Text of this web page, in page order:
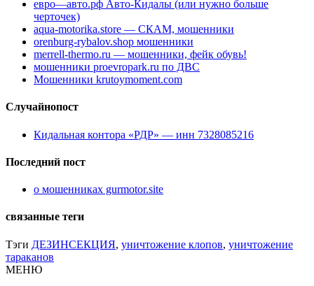
евро—авто.рф Авто-Кидалы (или нужно больше
черточек)
aqua-motorika.store — СКАМ, мошенники
orenburg-rybalov.shop мошенники
merrell-thermo.ru — мошенники, фейк обувь!
мошенники proevropark.ru по ДВС
Мошенники krutoymoment.com
Случайнопост
Кидальная контора «РДР» — инн 7328085216
Последний пост
о мошенниках gurmotor.site
связанные теги
Тэги ДЕЗИНСЕКЦИЯ, уничтожение клопов, уничтожение
тараканов
МЕНЮ